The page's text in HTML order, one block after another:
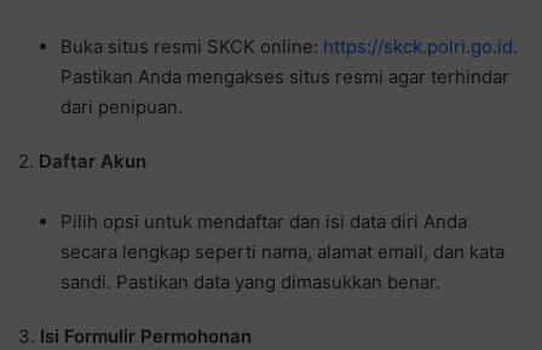
Buka situs resmi SKCK online: https://skck.polri.go.id.
Pastikan Anda mengakses situs resmi agar terhindar
dari penipuan.
2. Daftar Akun
Pilih opsi untuk mendaftar dan isi data diri Anda
secara lengkap seperti nama, alamat email, dan kata
sandi. Pastikan data yang dimasukkan benar.
3. Isi Formulir Permohonan